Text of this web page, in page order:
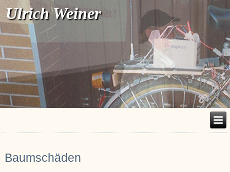
Ulrich Weiner
Baumschäden